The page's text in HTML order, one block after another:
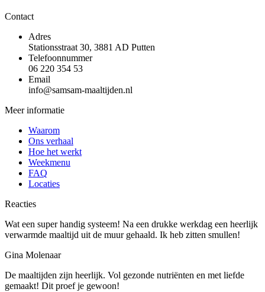
Contact
Adres
Stationsstraat 30, 3881 AD Putten
Telefoonnummer
06 220 354 53
Email
info@samsam-maaltijden.nl
Meer informatie
Waarom
Ons verhaal
Hoe het werkt
Weekmenu
FAQ
Locaties
Reacties
Wat een super handig systeem! Na een drukke werkdag een heerlijk
verwarmde maaltijd uit de muur gehaald. Ik heb zitten smullen!
Gina Molenaar
De maaltijden zijn heerlijk. Vol gezonde nutriënten en met liefde
gemaakt! Dit proef je gewoon!